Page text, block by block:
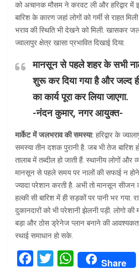
को अचानक मौसम ने करवट ली और हरिद्वार में
बारिश के कारण जहां लोगों को गर्मी से राहत
भराव की स्थिति भी देखने को मिली. खासकर जल
ज्वालापुर क्षेत्र खासा प्रभावित दिखाई दिया.
मानसून से पहले शहर के सभी
शुरू कर दिया गया है और जल्द
का कार्य पूरा कर लिया जाएगा.
-नंदन कुमार, नगर आयुक्त-
मार्केट में जलभराव की समस्या:हरिद्वार के
समस्या तीन दशक पुरानी है. जब भी तेज बारिश
तालाब में तब्दील हो जाती हैं. स्थानीय लोगों और
मानसून से पहले समय पर नालों की सफाई न
ज्यादा परेशान करती है. अभी तो मानसून
हल्की सी बारिश में ही सड़कों पर पानी भर गया.
दुकानदारों को भी परेशानी झेलनी पड़ी. लोगो की
बड़ा और ठोस ड्रेनेज प्लान बनाने की
स्थाई समाधान हो सके.
F
T
W
Share